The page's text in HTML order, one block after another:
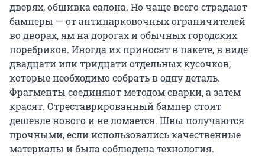
дверях, обшивка салона. Но чаще всего страдают
бамперы — от антипарковочных ограничителей
во дворах, ям на дорогах и обычных городских
поребриков. Иногда их приносят в пакете, в виде
двадцати или тридцати отдельных кусочков,
которые необходимо собрать в одну деталь.
Фрагменты соединяют методом сварки, а затем
красят. Отреставрированный бампер стоит
дешевле нового и не ломается. Швы получаются
прочными, если использовались качественные
материалы и была соблюдена технология.